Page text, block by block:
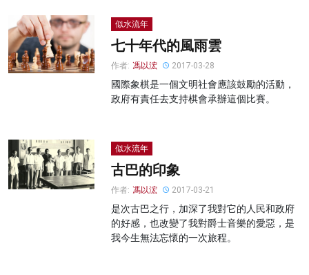
似水流年
七十年代的風雨雲
作者: 馮以浤 2017-03-28
國際象棋是一個文明社會應該鼓勵的活動，
政府有責任去支持棋會承辦這個比賽。
似水流年
古巴的印象
作者: 馮以浤 2017-03-21
是次古巴之行，加深了我對它的人民和政府
的好感，也改變了我對爵士音樂的愛惡，是
我今生無法忘懷的一次旅程。